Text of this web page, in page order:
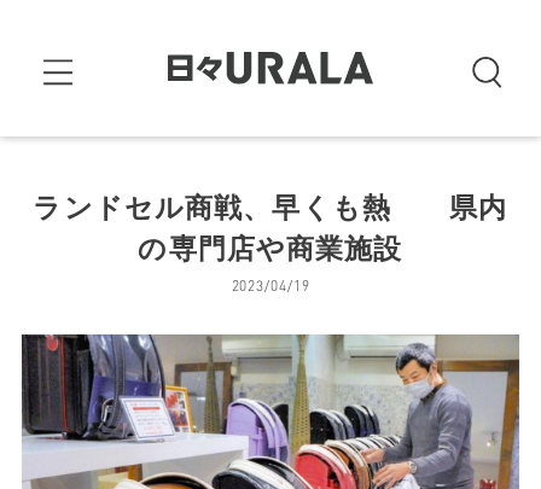
ランドセル商戦、早くも熱 県内
の専門店や商業施設
2023/04/19